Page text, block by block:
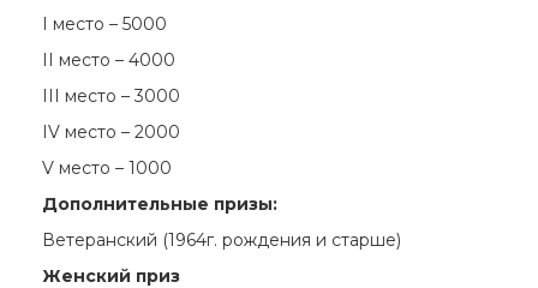
I место – 5000
II место – 4000
III место – 3000
IV место – 2000
V место – 1000
Дополнительные призы:
Ветеранский (1964г. рождения и старше)
Женский приз